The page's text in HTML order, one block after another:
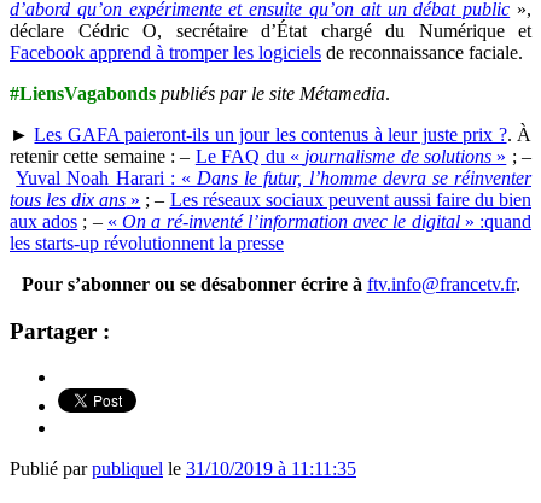
d’abord qu’on expérimente et ensuite qu’on ait un débat public »,
déclare Cédric O, secrétaire d’État chargé du Numérique et
Facebook apprend à tromper les logiciels de reconnaissance faciale.
#LiensVagabonds publiés par le site Métamedia.
►Les GAFA paieront-ils un jour les contenus à leur juste prix ?. À
retenir cette semaine : – Le FAQ du « journalisme de solutions» ; –
Yuval Noah Harari : « Dans le futur, l’homme devra se réinventer
tous les dix ans » ; – Les réseaux sociaux peuvent aussi faire du bien
aux ados ; – «On a ré-inventé l’information avec le digital» :quand
les starts-up révolutionnent la presse
Pour s’abonner ou se désabonner écrire à ftv.info@francetv.fr.
Partager :
Publié parpubliquel le 31/10/2019 à 11:11:35